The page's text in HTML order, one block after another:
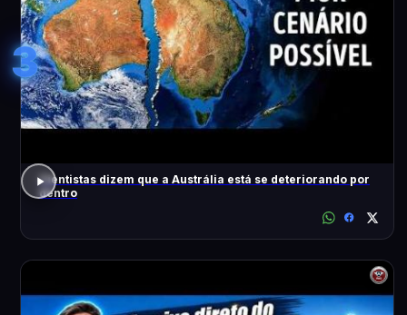
3
Cientistas dizem que a Austrália está se deteriorando por
dentro